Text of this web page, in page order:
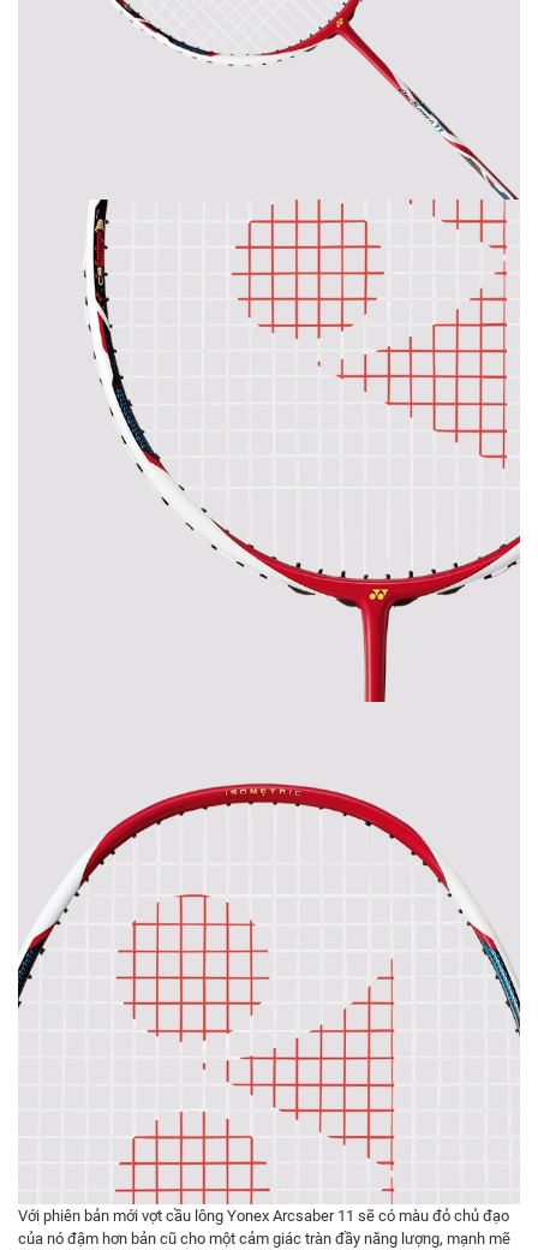
Với phiên bản mới vợt cầu lông Yonex Arcsaber 11 sẽ có màu đỏ chủ đạo
của nó đậm hơn bản cũ cho một cảm giác tràn đầy năng lượng, mạnh mẽ